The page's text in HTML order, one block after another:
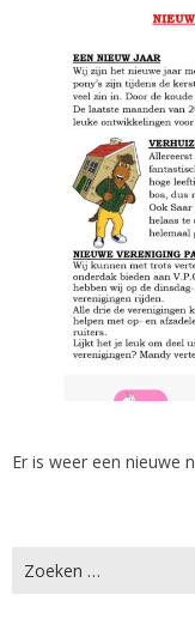
Er is weer een nieuwe
naar: